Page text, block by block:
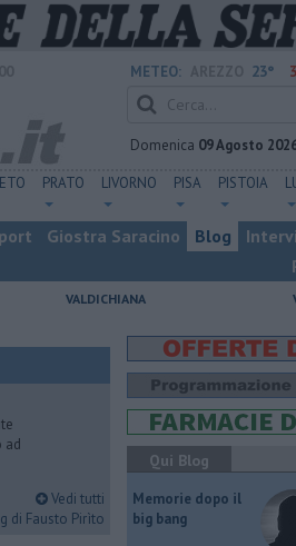
METEO: 23°
Domenica 09 Agosto
PRATO LIVORNO PISA PISTOIA
Giostra Saracino Blog
VALDICHIANA
ad
Vedi tutti
di Fausto Pirìto
Qui Blog
Memorie dopo il
big bang